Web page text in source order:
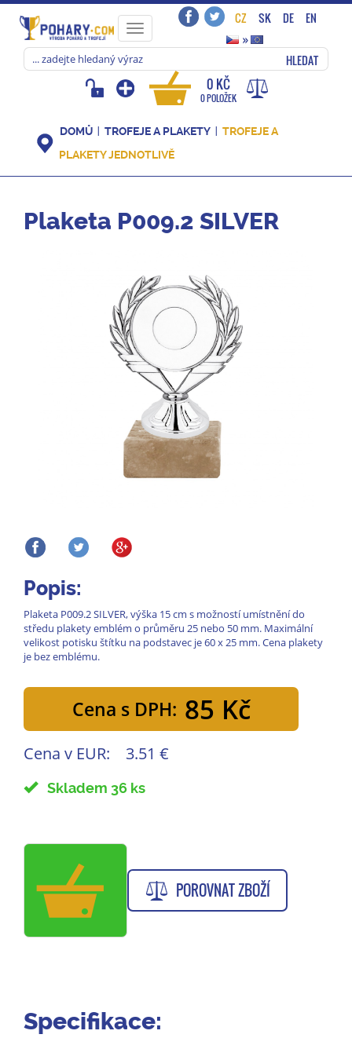
Toggle
navigation
CZ SK DE
EN
»
HLEDAT
0 KČ
0 POLOŽEK
DOMŮ TROFEJE A PLAKETY
TROFEJE A
PLAKETY JEDNOTLIVĚ
Plaketa P009.2 SILVER
Popis:
Plaketa P009.2 SILVER, výška 15 cm s možností umístnění do
středu plakety emblém o průměru 25 nebo 50 mm. Maximální
velikost potisku štítku na podstavec je 60 x 25 mm. Cena plakety
je bez emblému.
Cena s DPH: 85 Kč
Cena v EUR: 3.51 €
Skladem 36 ks
POROVNAT ZBOŽÍ
Specifikace: